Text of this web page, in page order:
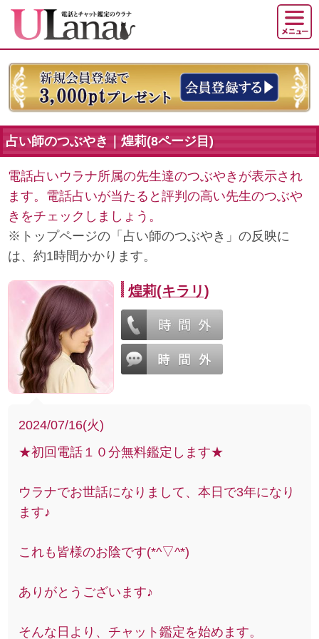
占い師のつぶやき｜煌莉(8ページ目)
電話占いウラナ所属の先生達のつぶやきが表示され
ます。電話占いが当たると評判の高い先生のつぶや
きをチェックしましょう。
※トップページの「占い師のつぶやき」の反映に
は、約1時間かかります。
煌莉(キラリ)
2024/07/16(火)
★初回電話１０分無料鑑定します★
ウラナでお世話になりまして、本日で3年になり
ます♪
これも皆様のお陰です(*^▽^*)
ありがとうございます♪
そんな日より、チャット鑑定を始めます。